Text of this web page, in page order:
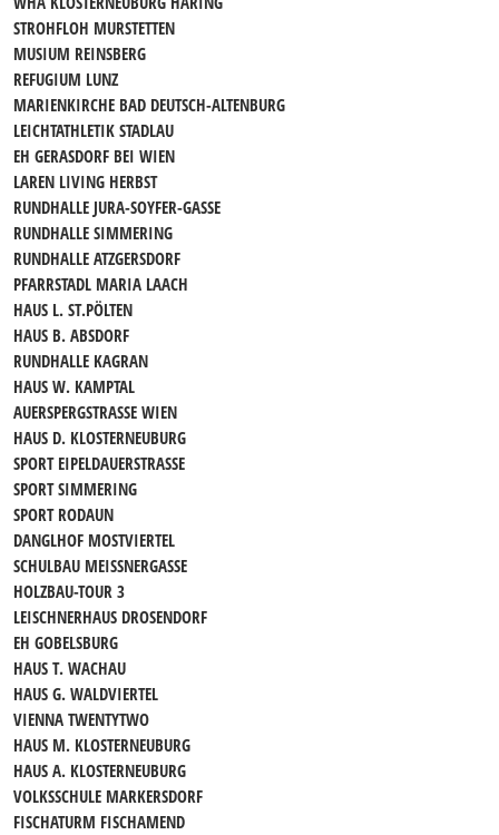
STROHFLOH MURSTETTEN
MUSIUM REINSBERG
REFUGIUM LUNZ
MARIENKIRCHE BAD DEUTSCH-ALTENBURG
LEICHTATHLETIK STADLAU
EH GERASDORF BEI WIEN
LAREN LIVING HERBST
RUNDHALLE JURA-SOYFER-GASSE
RUNDHALLE SIMMERING
RUNDHALLE ATZGERSDORF
PFARRSTADL MARIA LAACH
HAUS L. ST.PÖLTEN
HAUS B. ABSDORF
RUNDHALLE KAGRAN
HAUS W. KAMPTAL
AUERSPERGSTRASSE WIEN
HAUS D. KLOSTERNEUBURG
SPORT EIPELDAUERSTRASSE
SPORT SIMMERING
SPORT RODAUN
DANGLHOF MOSTVIERTEL
SCHULBAU MEISSNERGASSE
HOLZBAU-TOUR 3
LEISCHNERHAUS DROSENDORF
EH GOBELSBURG
HAUS T. WACHAU
HAUS G. WALDVIERTEL
VIENNA TWENTYTWO
HAUS M. KLOSTERNEUBURG
HAUS A. KLOSTERNEUBURG
VOLKSSCHULE MARKERSDORF
FISCHATURM FISCHAMEND